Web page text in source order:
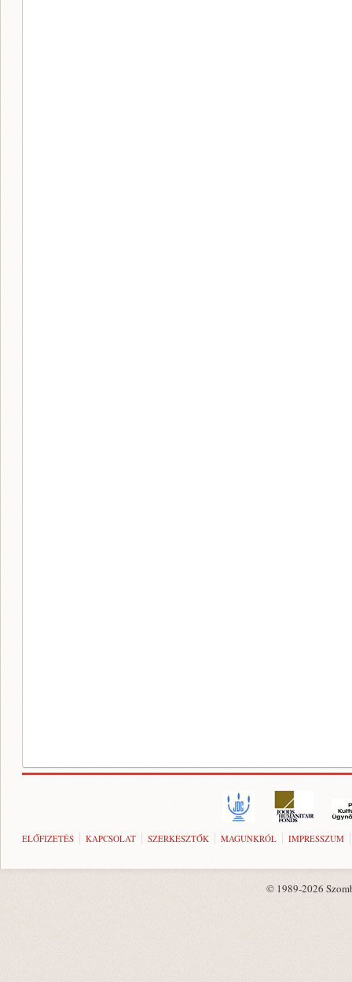
ELŐFIZETÉS KAPCSOLAT SZERKESZTŐK MAGUNKRÓL IMPRESSZUM
© 1989-2026